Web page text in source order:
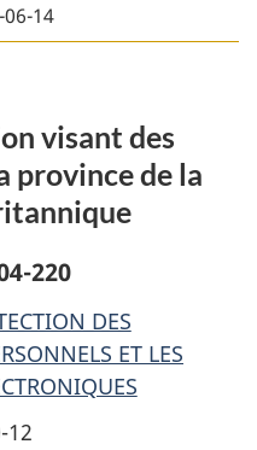
complet
:
visant
des
organisations
de
la
province
de
la
Colombie-
14
visant des
province de la
220
DES
ET LES
12